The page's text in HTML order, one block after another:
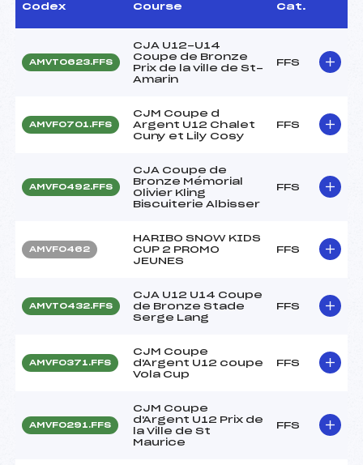
Codex Course Cat.
AMVT0623.FFS
CJA U12-U14
Coupe de Bronze
Prix de la ville de St-
Amarin
FFS
AMVF0701.FFS
CJM Coupe d
Argent U12 Chalet
Cuny et Lily Cosy
FFS
AMVF0492.FFS
CJA Coupe de
Bronze Mémorial
Olivier Kling
Biscuiterie Albisser
FFS
AMVF0462
HARIBO SNOW KIDS
CUP 2 PROMO
JEUNES
FFS
AMVT0432.FFS
CJA U12 U14 Coupe
de Bronze Stade
Serge Lang
FFS
AMVF0371.FFS
CJM Coupe
d'Argent U12 coupe
Vola Cup
FFS
AMVF0291.FFS
CJM Coupe
d'Argent U12 Prix de
la Ville de St
Maurice
FFS